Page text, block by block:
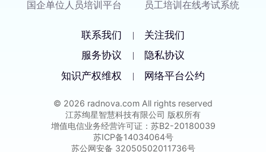
国企单位人员培训平台
员工培训在线考试系统
联系我们 |
关注我们
服务协议
|
隐私协议
知识产权维权
| 网络平台公约
© 2026 radnova.com All rights reserved
江苏绚星智慧科技有限公司 版权所有
增值电信业务经营许可证：苏B2-20180039
苏ICP备14034064号
苏公网安备 32050502011736号